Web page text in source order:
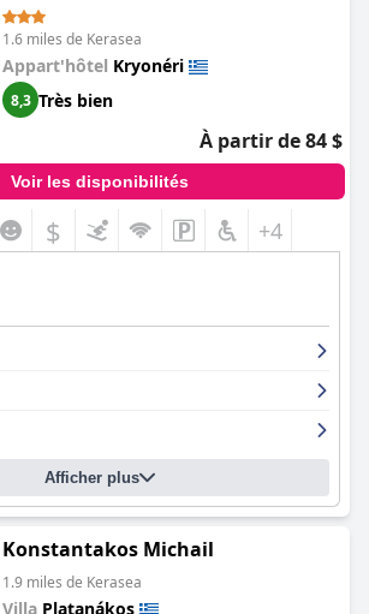
ont vécu une expérience merveilleuse
hôtes de
un séjour de détente.
Stunning Views)
1.6 miles de Kerasea
Appart'hôtel Kryonéri
8,3 Très bien
À partir de 84 $
Voir les disponibilités
$ +4
Afficher plus
Konstantakos Michail
1.9 miles de Kerasea
Villa Platanákos